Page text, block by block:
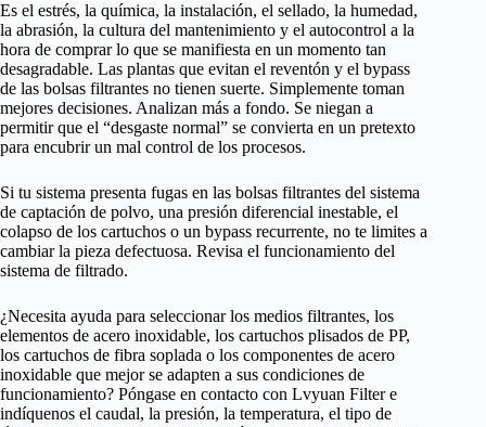
Es el estrés, la química, la instalación, el sellado, la humedad,
la abrasión, la cultura del mantenimiento y el autocontrol a la
hora de comprar lo que se manifiesta en un momento tan
desagradable. Las plantas que evitan el reventón y el bypass
de las bolsas filtrantes no tienen suerte. Simplemente toman
mejores decisiones. Analizan más a fondo. Se niegan a
permitir que el “desgaste normal” se convierta en un pretexto
para encubrir un mal control de los procesos.
Si tu sistema presenta fugas en las bolsas filtrantes del sistema
de captación de polvo, una presión diferencial inestable, el
colapso de los cartuchos o un bypass recurrente, no te limites a
cambiar la pieza defectuosa. Revisa el funcionamiento del
sistema de filtrado.
¿Necesita ayuda para seleccionar los medios filtrantes, los
elementos de acero inoxidable, los cartuchos plisados de PP,
los cartuchos de fibra soplada o los componentes de acero
inoxidable que mejor se adapten a sus condiciones de
funcionamiento? Póngase en contacto con Lvyuan Filter e
indíquenos el caudal, la presión, la temperatura, el tipo de